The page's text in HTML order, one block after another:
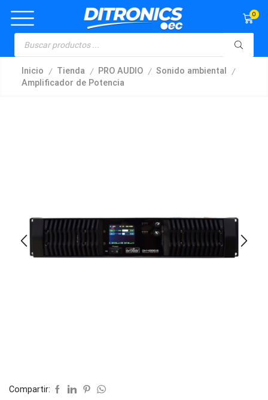
0
Inicio / Tienda / PRO AUDIO / Sonido ambiental /
Amplificador de Potencia
Compartir: